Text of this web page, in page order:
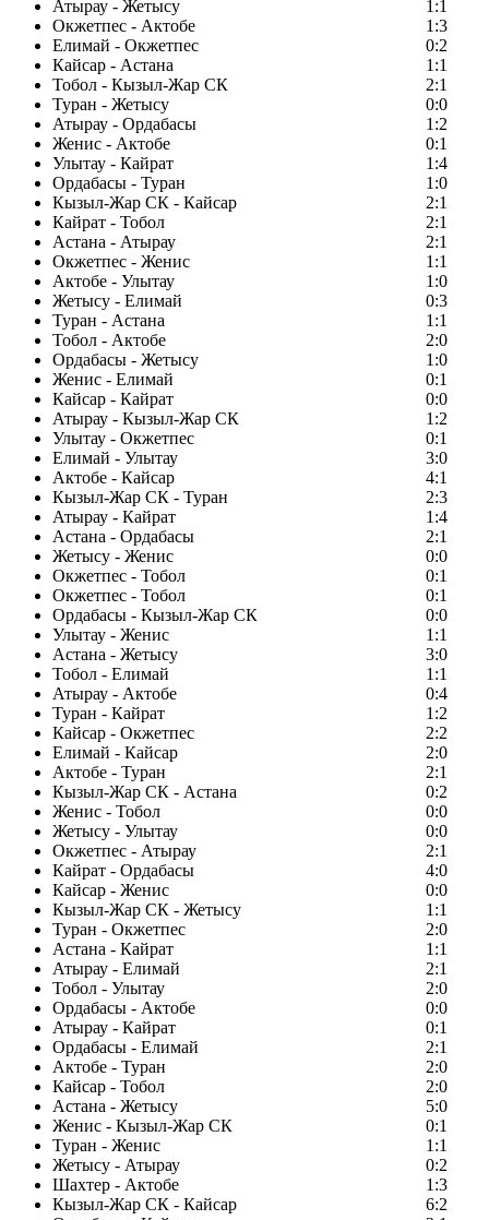
Атырау - Жетысу
1:1
Окжетпес - Актобе
1:3
Елимай - Окжетпес
0:2
Кайсар - Астана
1:1
Тобол - Кызыл-Жар СК
2:1
Туран - Жетысу
0:0
Атырау - Ордабасы
1:2
Женис - Актобе
0:1
Улытау - Кайрат
1:4
Ордабасы - Туран
1:0
Кызыл-Жар СК - Кайсар
2:1
Кайрат - Тобол
2:1
Астана - Атырау
2:1
Окжетпес - Женис
1:1
Актобе - Улытау
1:0
Жетысу - Елимай
0:3
Туран - Астана
1:1
Тобол - Актобе
2:0
Ордабасы - Жетысу
1:0
Женис - Елимай
0:1
Кайсар - Кайрат
0:0
Атырау - Кызыл-Жар СК
1:2
Улытау - Окжетпес
0:1
Елимай - Улытау
3:0
Актобе - Кайсар
4:1
Кызыл-Жар СК - Туран
2:3
Атырау - Кайрат
1:4
Астана - Ордабасы
2:1
Жетысу - Женис
0:0
Окжетпес - Тобол
0:1
Окжетпес - Тобол
0:1
Ордабасы - Кызыл-Жар СК
0:0
Улытау - Женис
1:1
Астана - Жетысу
3:0
Тобол - Елимай
1:1
Атырау - Актобе
0:4
Туран - Кайрат
1:2
Кайсар - Окжетпес
2:2
Елимай - Кайсар
2:0
Актобе - Туран
2:1
Кызыл-Жар СК - Астана
0:2
Женис - Тобол
0:0
Жетысу - Улытау
0:0
Окжетпес - Атырау
2:1
Кайрат - Ордабасы
4:0
Кайсар - Женис
0:0
Кызыл-Жар СК - Жетысу
1:1
Туран - Окжетпес
2:0
Астана - Кайрат
1:1
Атырау - Елимай
2:1
Тобол - Улытау
2:0
Ордабасы - Актобе
0:0
Атырау - Кайрат
0:1
Ордабасы - Елимай
2:1
Актобе - Туран
2:0
Кайсар - Тобол
2:0
Астана - Жетысу
5:0
Женис - Кызыл-Жар СК
0:1
Туран - Женис
1:1
Жетысу - Атырау
0:2
Шахтер - Актобе
1:3
Кызыл-Жар СК - Кайсар
6:2